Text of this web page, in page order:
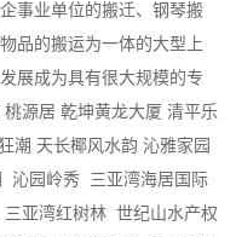
事业单位的搬迁、钢琴搬
品的搬运为一体的大型上
展成为具有很大规模的专
源居 乾坤黄龙大厦 清平乐
潮 天长椰风水韵 沁雅家园
沁园岭秀 三亚湾海居国际
亚湾红树林 世纪山水产权